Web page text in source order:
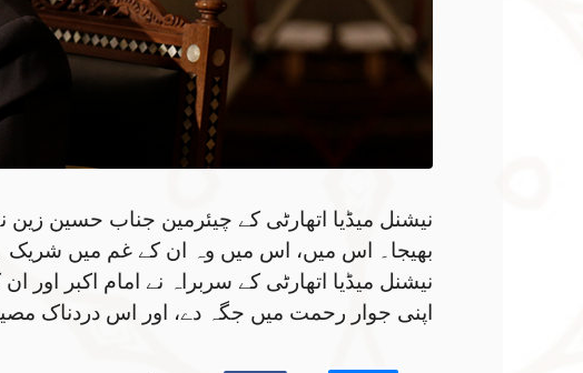
نیشنل میڈیا اتھارٹی کے چیئرمین جناب حسین
بھیجا۔ اس میں، اس میں وہ ان کے غم میں شریک
نیشنل میڈیا اتھارٹی کے سربراہ نے امام اکبر
اپنی جوار رحمت میں جگہ دے، اور اس دردناک